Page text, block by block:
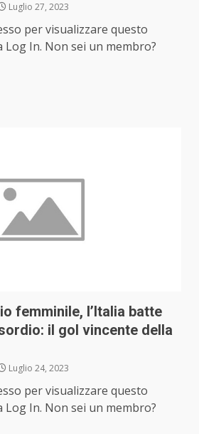
Luglio 27, 2023
per visualizzare questo
Log In. Non sei un membro?
femminile, l’Italia batte
il gol vincente della
Luglio 24, 2023
per visualizzare questo
Log In. Non sei un membro?